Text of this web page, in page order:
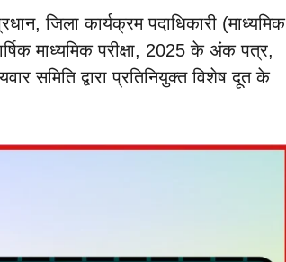
जिला कार्यक्रम पदाधिकारी (माध्यमिक
माध्यमिक परीक्षा, 2025 के अंक पत्र,
समिति द्वारा प्रतिनियुक्त विशेष दूत के